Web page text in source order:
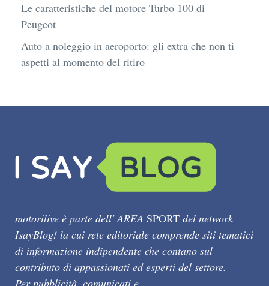
Le caratteristiche del motore Turbo 100 di
Peugeot
Auto a noleggio in aeroporto: gli extra che non ti
aspetti al momento del ritiro
motorilive è parte dell' AREA SPORT del network
IsayBlog! la cui rete editoriale comprende siti tematici
di informazione indipendente che contano sul
contributo di appassionati ed esperti del settore.